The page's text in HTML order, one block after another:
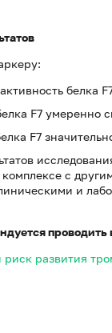
белка
F7 умеренно
F7
с
и
проводить
риск развития